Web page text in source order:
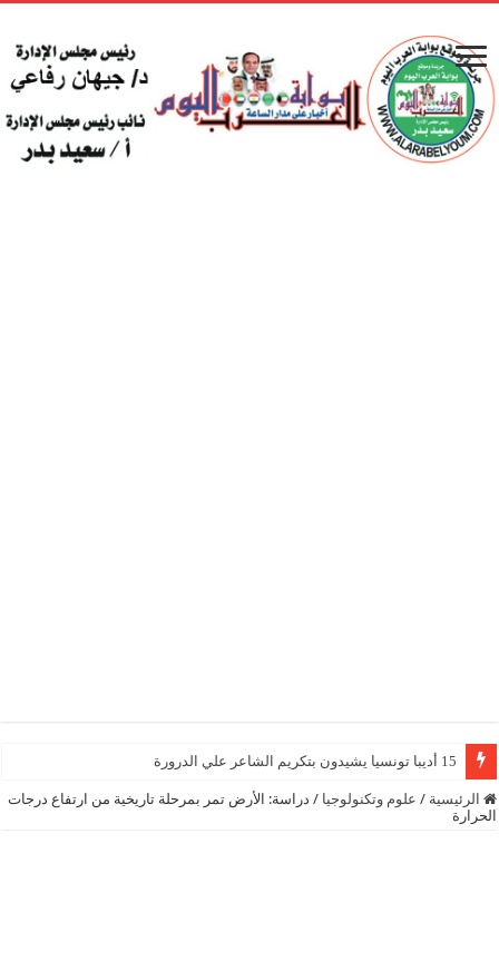
15 أديبا تونسيا يشيدون بتكريم الشاعر علي الدرورة
الرئيسية / علوم وتكنولوجيا / دراسة: الأرض تمر بمرحلة تاريخية من ارتفاع درجات
الحرارة